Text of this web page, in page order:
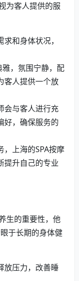
为客人提供的服
和身体状况，
雅，氛围宁静，配
客人提供一个放
会与客人进行充
好，确保服务的
，上海的SPA按摩
提升自己的专业
生的重要性，他
于长期的身体健
放压力，改善睡